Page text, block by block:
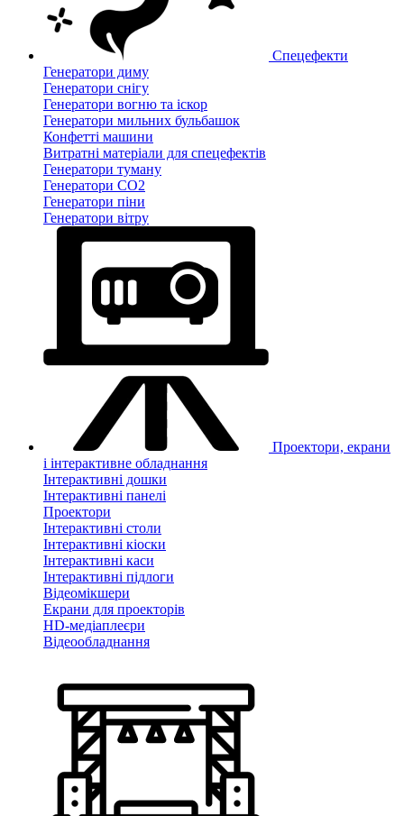
Спецефекти
Генератори диму
Генератори снігу
Генератори вогню та іскор
Генератори мильних бульбашок
Конфетті машини
Витратні матеріали для спецефектів
Генератори туману
Генератори CO2
Генератори піни
Генератори вітру
Проектори, екрани
і інтерактивне обладнання
Інтерактивні дошки
Інтерактивні панелі
Проектори
Інтерактивні столи
Інтерактивні кіоски
Інтерактивні каси
Інтерактивні підлоги
Відеомікшери
Екрани для проекторів
HD-медіаплеєри
Відеообладнання